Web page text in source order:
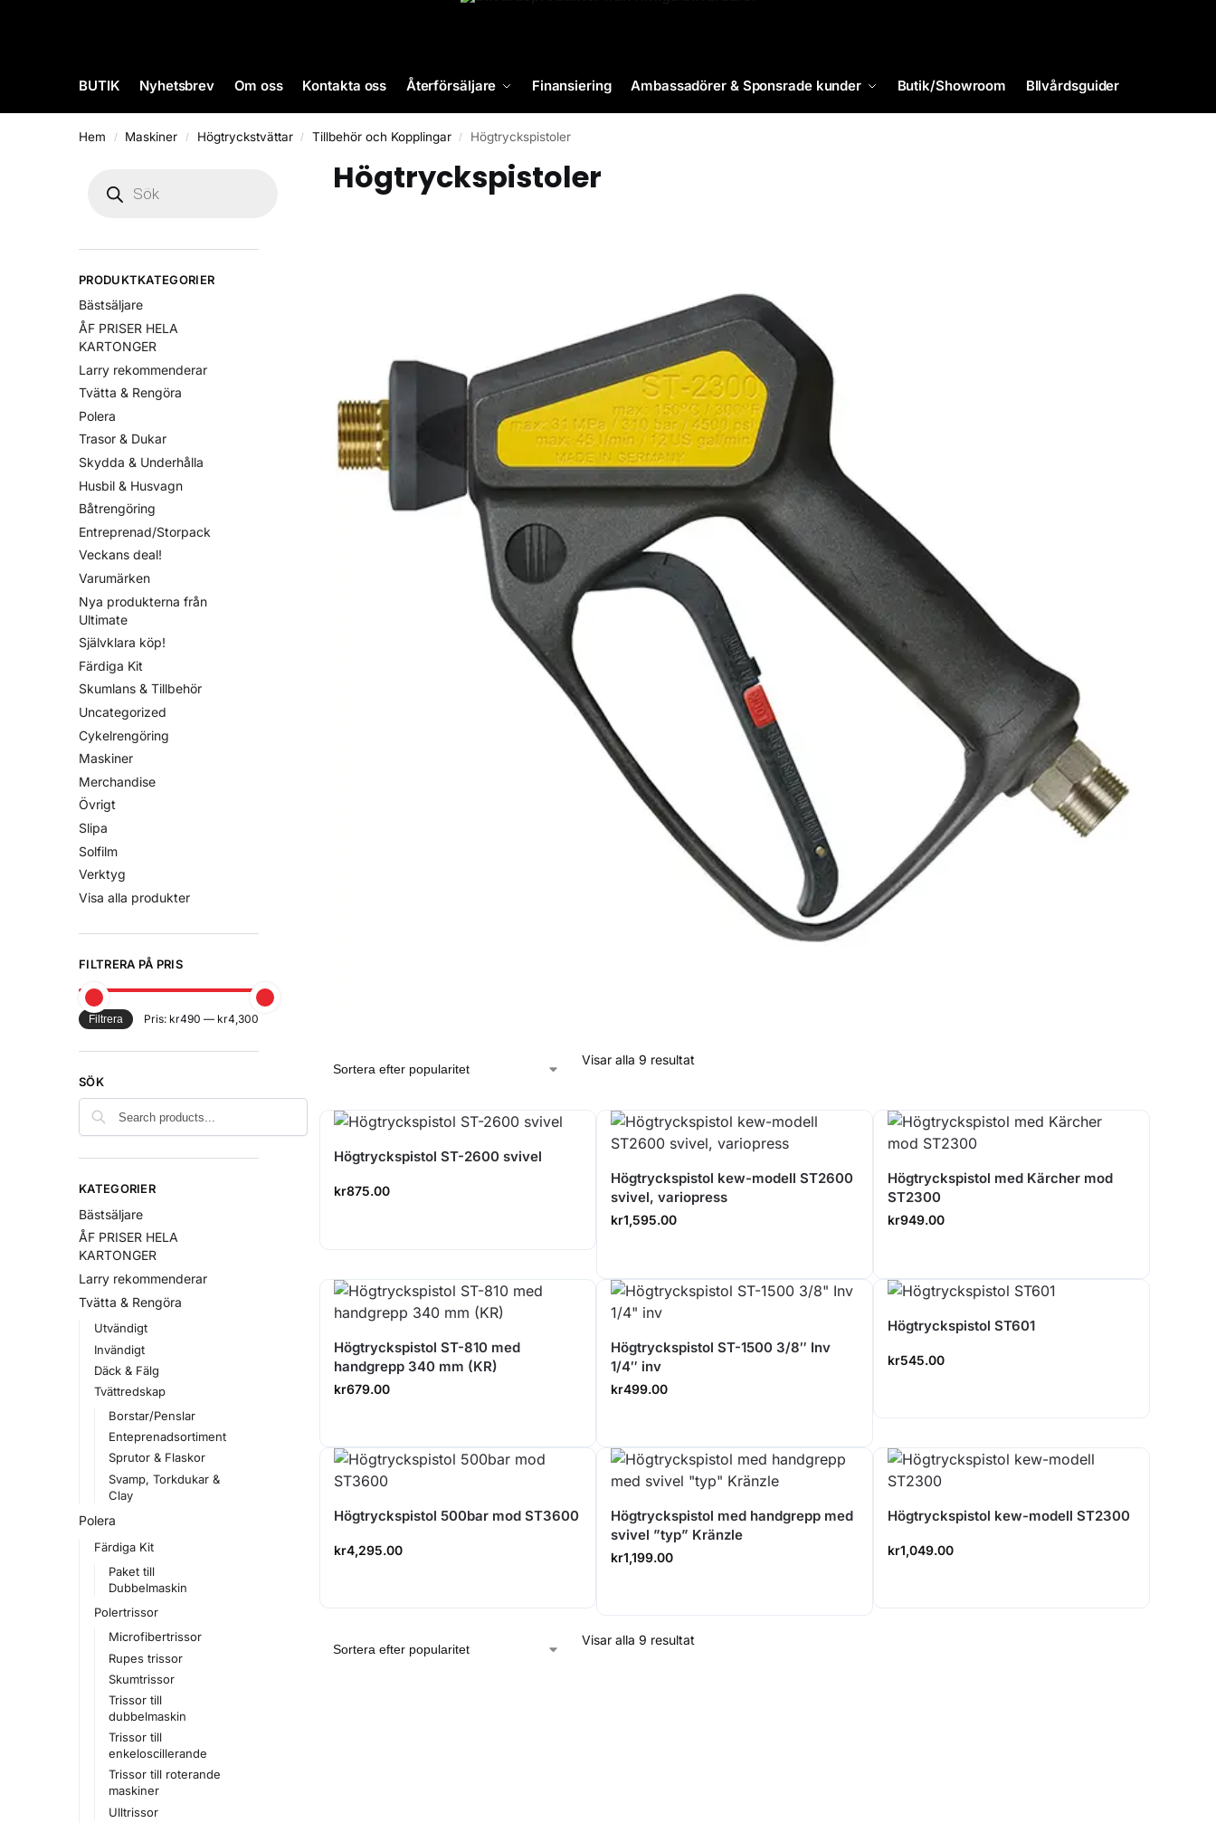
BUTIK Nyhetsbrev Om oss Kontakta oss Återförsäljare Finansiering Ambassadörer & Sponsrade kunder Butik/Showroom BIlvårdsguider
Hem / Maskiner / Högtryckstvättar / Tillbehör och Kopplingar / Högtryckspistoler
Högtryckspistoler
Visar alla 9 resultat
Högtryckspistol ST-2600 svivel
kr875.00
Högtryckspistol kew-modell ST2600
svivel, variopress
kr1,595.00
Högtryckspistol med Kärcher mod
ST2300
kr949.00
Högtryckspistol ST-810 med
handgrepp 340 mm (KR)
kr679.00
Högtryckspistol ST-1500 3/8″ Inv
1/4″ inv
kr499.00
Högtryckspistol ST601
kr545.00
Högtryckspistol 500bar mod ST3600
kr4,295.00
Högtryckspistol med handgrepp med
svivel ”typ” Kränzle
kr1,199.00
Högtryckspistol kew-modell ST2300
kr1,049.00
Visar alla 9 resultat
PRODUKTKATEGORIER
Bästsäljare
ÅF PRISER HELA
KARTONGER
Larry rekommenderar
Tvätta & Rengöra
Polera
Trasor & Dukar
Skydda & Underhålla
Husbil & Husvagn
Båtrengöring
Entreprenad/Storpack
Veckans deal!
Varumärken
Nya produkterna från
Ultimate
Självklara köp!
Färdiga Kit
Skumlans & Tillbehör
Uncategorized
Cykelrengöring
Maskiner
Merchandise
Övrigt
Slipa
Solfilm
Verktyg
Visa alla produkter
FILTRERA PÅ PRIS
Filtrera Pris: kr490 — kr4,300
SÖK
KATEGORIER
Bästsäljare
ÅF PRISER HELA
KARTONGER
Larry rekommenderar
Tvätta & Rengöra
Utvändigt
Invändigt
Däck & Fälg
Tvättredskap
Borstar/Penslar
Enteprenadsortiment
Sprutor & Flaskor
Svamp, Torkdukar &
Clay
Polera
Färdiga Kit
Paket till
Dubbelmaskin
Polertrissor
Microfibertrissor
Rupes trissor
Skumtrissor
Trissor till
dubbelmaskin
Trissor till
enkeloscillerande
Trissor till roterande
maskiner
Ulltrissor